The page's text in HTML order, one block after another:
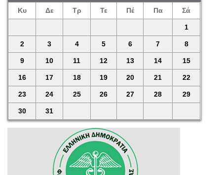
Κυ Δε Τρ Τε Πέ Πα Σά
1
2 3 4 5 6 7 8
9 10 11 12 13 14 15
16 17 18 19 20 21 22
23 24 25 26 27 28 29
30 31